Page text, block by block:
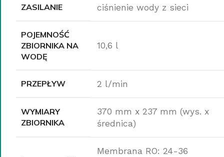
ZASILANIE ciśnienie wody z sieci
POJEMNOŚĆ
ZBIORNIKA NA
WODĘ
10,6 l
PRZEPŁYW 2 l/min
WYMIARY
ZBIORNIKA
370 mm x 237 mm (wys. x
średnica)
Membrana RO: 24-36